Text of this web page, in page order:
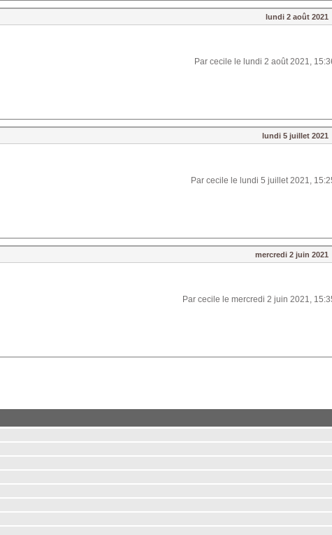
lundi 2 août 2021
Par cecile le lundi 2 août 2021,
lundi 5 juillet 2021
Par cecile le lundi 5 juillet 2021,
mercredi 2 juin 2021
Par cecile le mercredi 2 juin 2021,